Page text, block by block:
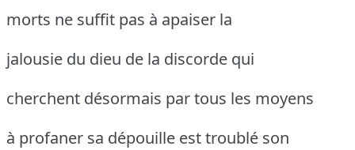
morts ne suffit pas à apaiser la
jalousie du dieu de la discorde qui
cherchent désormais par tous les moyens
à profaner sa dépouille est troublé son